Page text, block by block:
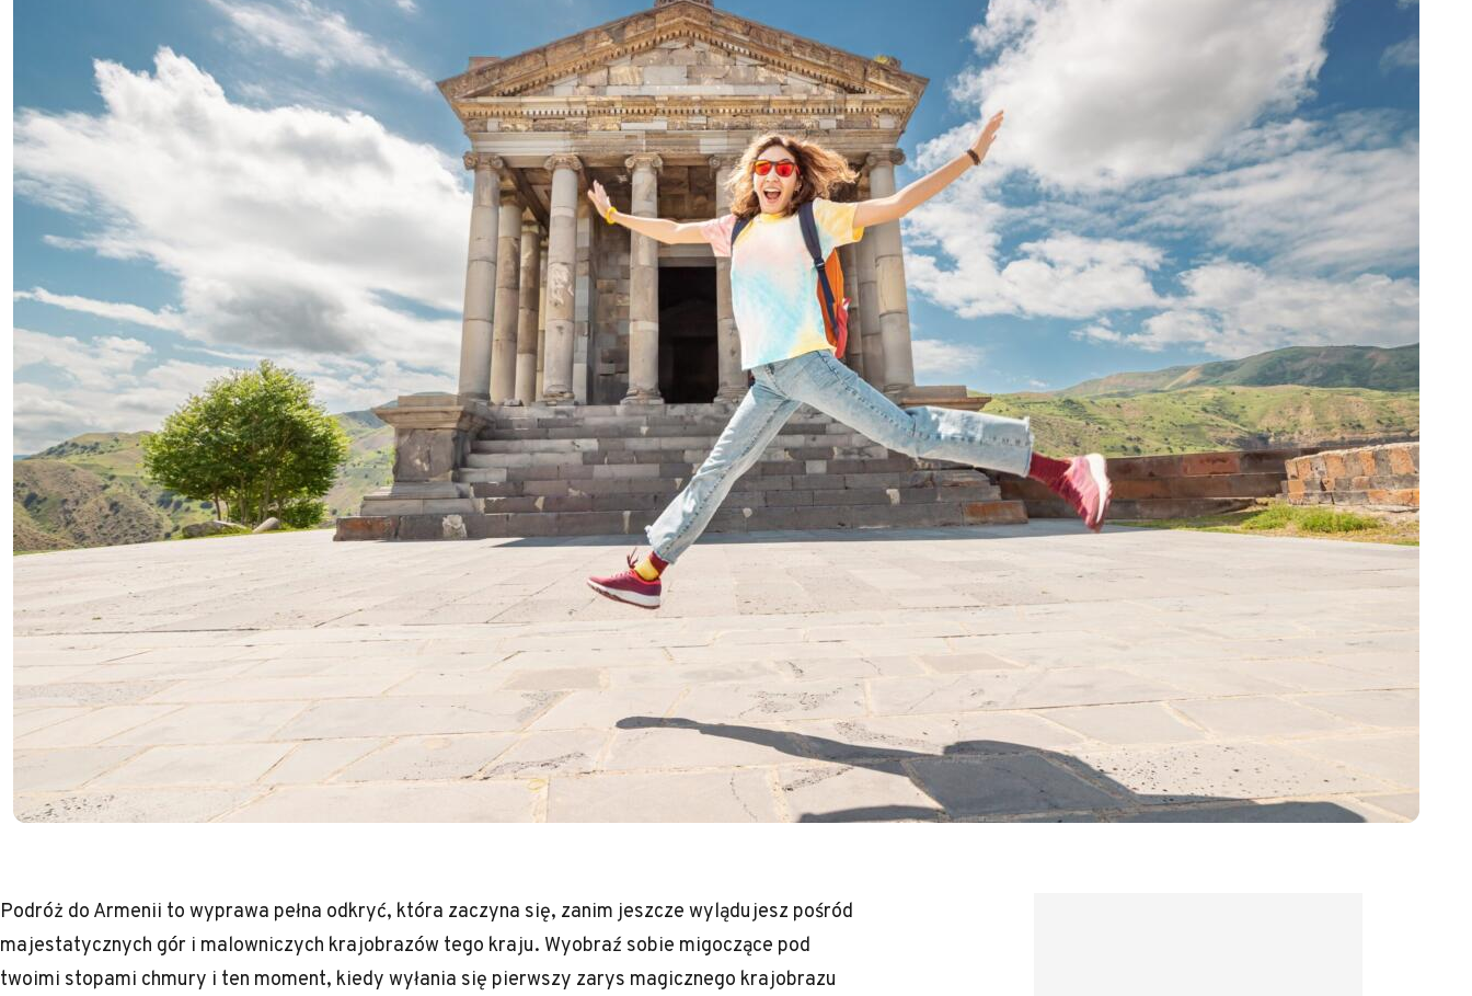
Podróż do Armenii to wyprawa pełna odkryć, która zaczyna się, zanim jeszcze wylądujesz pośród
majestatycznych gór i malowniczych krajobrazów tego kraju. Wyobraź sobie migoczące pod
twoimi stopami chmury i ten moment, kiedy wyłania się pierwszy zarys magicznego krajobrazu